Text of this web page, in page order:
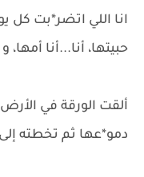
انا اللي اتضر*بت كل
حبيتها، أنا...أنا
ألقت الورقة في
دمو*عها ثم تخطته